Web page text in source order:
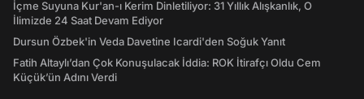
İçme Suyuna Kur'an-ı Kerim Dinletiliyor: 31 Yıllık Alışkanlık, O
İlimizde 24 Saat Devam Ediyor
Dursun Özbek'in Veda Davetine Icardi'den Soğuk Yanıt
Fatih Altaylı’dan Çok Konuşulacak İddia: ROK İtirafçı Oldu Cem
Küçük’ün Adını Verdi